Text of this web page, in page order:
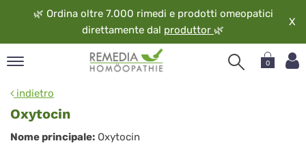
🌿 Ordina oltre 7.000 rimedi e prodotti omeopatici
direttamente dal produttor 🌿
X
0
indietro
Oxytocin
Oxytocin
Nome principale: Oxytocin